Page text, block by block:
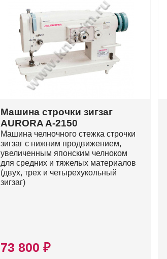
Машина строчки зигзаг
AURORA A-2150
Машина челночного стежка строчки
зигзаг с нижним продвижением,
увеличенным японским челноком
для средних и тяжелых материалов
(двух, трех и четырехукольный
зигзаг)
73 800 ₽